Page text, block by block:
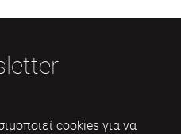
cookies για να